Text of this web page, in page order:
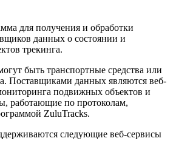
для получения и обработки
данных о состоянии и
трекинга.
быть транспортные средства или
Поставщиками данных являются веб-
подвижных объектов и
работающие по протоколам,
ZuluTracks.
следующие веб-сервисы